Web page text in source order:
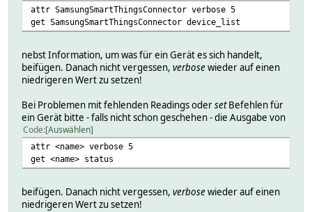
attr SamsungSmartThingsConnector verbose 5
get SamsungSmartThingsConnector device_list
nebst Information, um was für ein Gerät es sich handelt,
beifügen. Danach nicht vergessen, verbosewieder auf einen
niedrigeren Wert zu setzen!
Bei Problemen mit fehlenden Readings odersetBefehlen für
ein Gerät bitte - falls nicht schon geschehen - die Ausgabe von
Code Auswählen
attr <name> verbose 5
get <name> status
beifügen. Danach nicht vergessen, verbosewieder auf einen
niedrigeren Wert zu setzen!